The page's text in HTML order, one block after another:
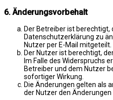
6. Änderungsvorbehalt
Der Betreiber ist
Datenschutzerklärung zu
Nutzer per E-Mail mitgeteilt.
Der Nutzer ist berechtigt,
Im Falle des Widerspruchs
Betreiber und dem Nutzer
sofortiger Wirkung.
Die Änderungen gelten als
der Nutzer den